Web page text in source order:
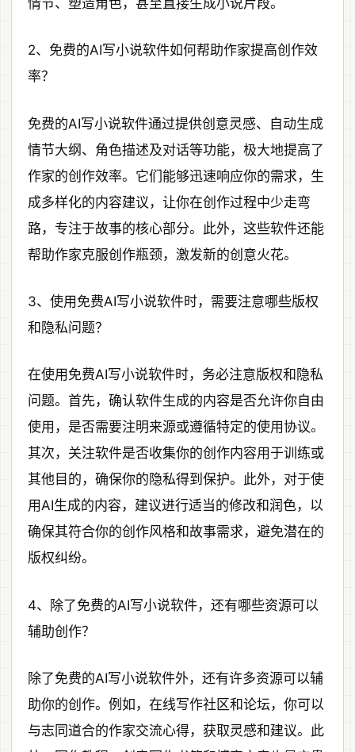
2、免费的AI写小说软件如何帮助作家提高创作效
率？
免费的AI写小说软件通过提供创意灵感、自动生成
情节大纲、角色描述及对话等功能，极大地提高了
作家的创作效率。它们能够迅速响应你的需求，生
成多样化的内容建议，让你在创作过程中少走弯
路，专注于故事的核心部分。此外，这些软件还能
帮助作家克服创作瓶颈，激发新的创意火花。
3、使用免费AI写小说软件时，需要注意哪些版权
和隐私问题？
在使用免费AI写小说软件时，务必注意版权和隐私
问题。首先，确认软件生成的内容是否允许你自由
使用，是否需要注明来源或遵循特定的使用协议。
其次，关注软件是否收集你的创作内容用于训练或
其他目的，确保你的隐私得到保护。此外，对于使
用AI生成的内容，建议进行适当的修改和润色，以
确保其符合你的创作风格和故事需求，避免潜在的
版权纠纷。
4、除了免费的AI写小说软件，还有哪些资源可以
辅助创作？
除了免费的AI写小说软件外，还有许多资源可以辅
助你的创作。例如，在线写作社区和论坛，你可以
与志同道合的作家交流心得，获取灵感和建议。此